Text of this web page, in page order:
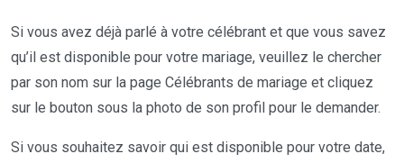
Si vous avez déjà parlé à votre célébrant et que vous savez
qu’il est disponible pour votre mariage, veuillez le chercher
par son nom sur la page Célébrants de mariage et cliquez
sur le bouton sous la photo de son profil pour le demander.
Si vous souhaitez savoir qui est disponible pour votre date,